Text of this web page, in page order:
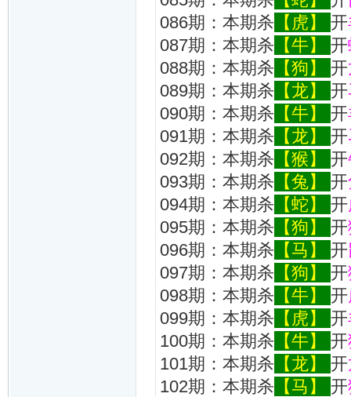
086期：本期杀 【虎】 开
087期：本期杀 【牛】 开
088期：本期杀 【狗】 开
089期：本期杀 【龙】 开
090期：本期杀 【牛】 开
091期：本期杀 【龙】 开
092期：本期杀 【猴】 开
093期：本期杀 【兔】 开
094期：本期杀 【蛇】 开
095期：本期杀 【狗】 开
096期：本期杀 【马】 开
097期：本期杀 【狗】 开
098期：本期杀 【牛】 开
099期：本期杀 【虎】 开
100期：本期杀 【牛】 开
101期：本期杀 【龙】 开
102期：本期杀 【马】 开